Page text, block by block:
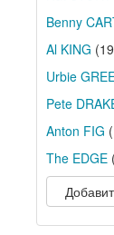
Benny
Al KING
Urbie
Pete
Anton FIG
The EDGE